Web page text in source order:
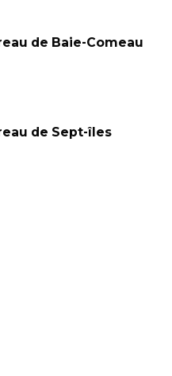
de Baie-Comeau
de Sept-îles